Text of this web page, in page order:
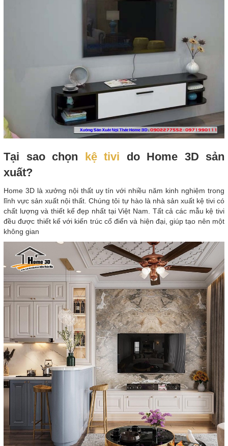
Tại sao chọn kệ tivi do Home 3D sản
xuất?
Home 3D là xưởng nội thất uy tín với nhiều năm kinh nghiệm trong
lĩnh vực sản xuất nội thất. Chúng tôi tự hào là nhà sản xuất kệ tivi có
chất lượng và thiết kế đẹp nhất tại Việt Nam. Tất cả các mẫu kệ tivi
đều được thiết kế với kiến trúc cổ điển và hiện đại, giúp tạo nên một
không gian